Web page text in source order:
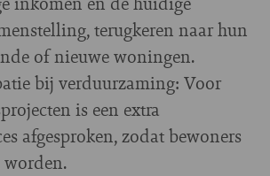
terugkeren naar hun
of nieuwe woningen.
bij verduurzaming: Voor
is een extra
afgesproken, zodat bewoners
worden.